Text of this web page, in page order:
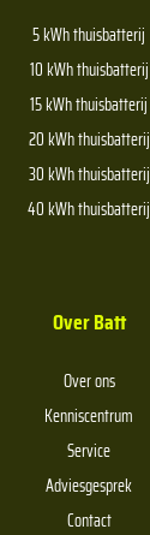
5 kWh thuisbatterij
10 kWh thuisbatterij
15 kWh thuisbatterij
20 kWh thuisbatterij
30 kWh thuisbatterij
40 kWh thuisbatterij
Over Batt
Over ons
Kenniscentrum
Service
Adviesgesprek
Contact